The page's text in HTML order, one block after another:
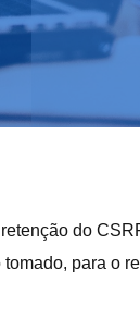
do
para o